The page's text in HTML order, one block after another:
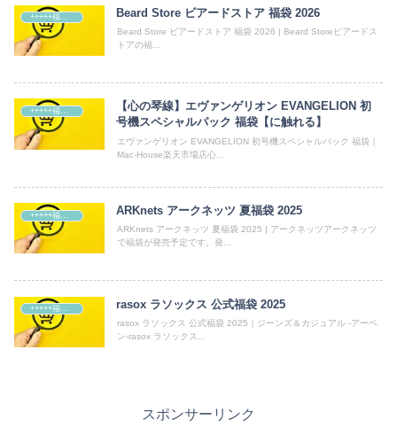
Beard Store ビアードストア 福袋 2026
Beard Store ビアードストア 福袋 2026 | Beard Storeビアードス
トアの福...
【心の琴線】エヴァンゲリオン EVANGELION 初
号機スペシャルパック 福袋【に触れる】
エヴァンゲリオン EVANGELION 初号機スペシャルパック 福袋｜
Mac-House楽天市場店心...
ARKnets アークネッツ 夏福袋 2025
ARKnets アークネッツ 夏福袋 2025 | アークネッツアークネッツ
で福袋が発売予定です。発...
+++++福袋++++++ rasox ラソックス 公式福袋 2025
rasox ラソックス 公式福袋 2025｜ジーンズ＆カジュアル -アーベ
ン-rasox ラソックス...
スポンサーリンク